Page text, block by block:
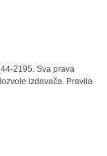
2195. Sva prava
izdavača. Pravila